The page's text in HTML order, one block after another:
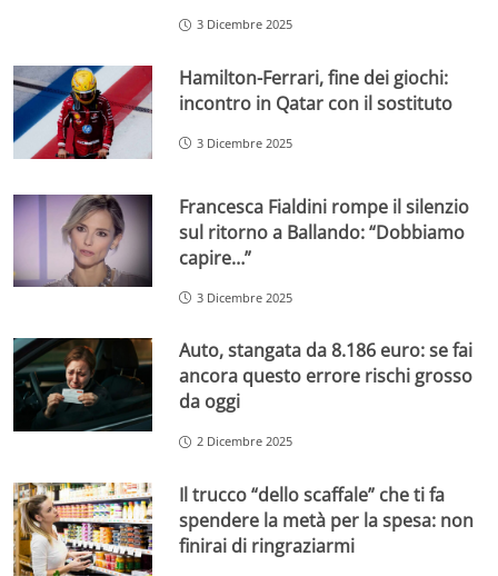
3 Dicembre 2025
Hamilton-Ferrari, fine dei giochi:
incontro in Qatar con il sostituto
3 Dicembre 2025
Francesca Fialdini rompe il silenzio
sul ritorno a Ballando: “Dobbiamo
capire…”
3 Dicembre 2025
Auto, stangata da 8.186 euro: se fai
ancora questo errore rischi grosso
da oggi
2 Dicembre 2025
Il trucco “dello scaffale” che ti fa
spendere la metà per la spesa: non
finirai di ringraziarmi